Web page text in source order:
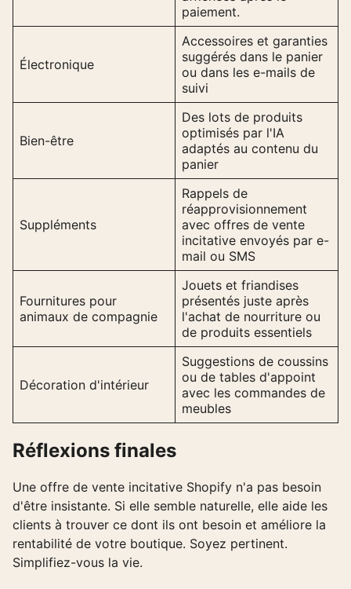
paiement.
Électronique
Accessoires et garanties
suggérés dans le panier
ou dans les e-mails de
suivi
Bien-être
Des lots de produits
optimisés par l'IA
adaptés au contenu du
panier
Suppléments
Rappels de
réapprovisionnement
avec offres de vente
incitative envoyés par e-
mail ou SMS
Fournitures pour
animaux de compagnie
Jouets et friandises
présentés juste après
l'achat de nourriture ou
de produits essentiels
Décoration d'intérieur
Suggestions de coussins
ou de tables d'appoint
avec les commandes de
meubles
Réflexions finales
Une offre de vente incitative Shopify n'a pas besoin
d'être insistante. Si elle semble naturelle, elle aide les
clients à trouver ce dont ils ont besoin et améliore la
rentabilité de votre boutique. Soyez pertinent.
Simplifiez-vous la vie.